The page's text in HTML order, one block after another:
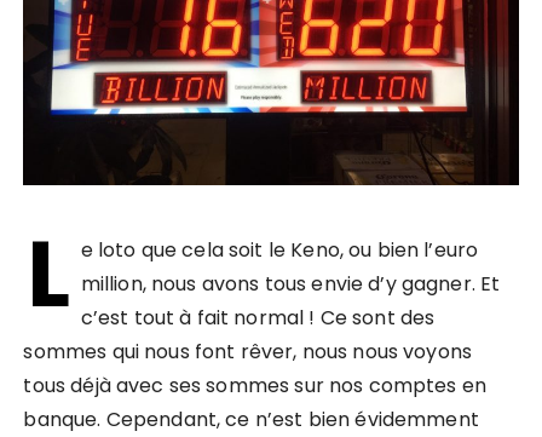
L e loto que cela soit le Keno, ou bien l’euro
million, nous avons tous envie d’y gagner. Et
c’est tout à fait normal ! Ce sont des
sommes qui nous font rêver, nous nous voyons
tous déjà avec ses sommes sur nos comptes en
banque. Cependant, ce n’est bien évidemment